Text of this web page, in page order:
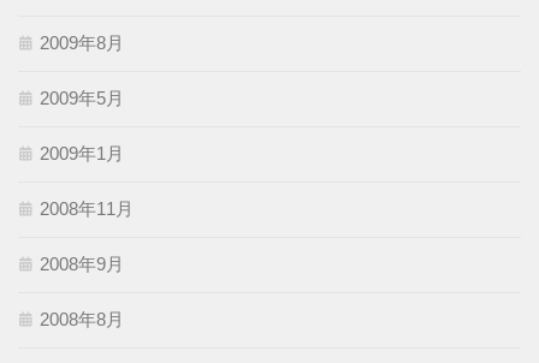
2009年8月
2009年5月
2009年1月
2008年11月
2008年9月
2008年8月